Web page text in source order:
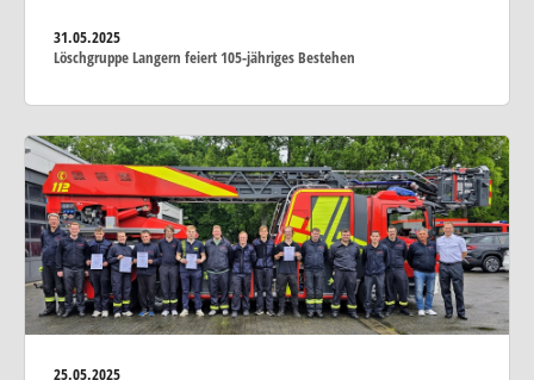
31.05.2025
Löschgruppe Langern feiert 105-jähriges Bestehen
25.05.2025